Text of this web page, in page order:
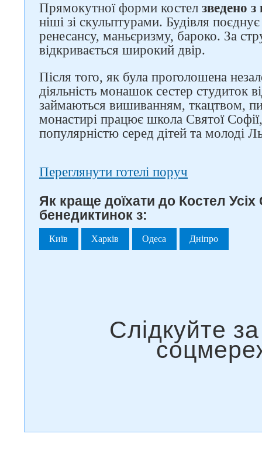
Прямокутної форми костел зведено
ніші зі скульптурами. Будівля поєднує
ренесансу, маньєризму, бароко. За
відкривається широкий двір.
Після того, як була проголошена
діяльність монашок сестер студиток
займаються вишиванням, ткацтвом,
монастирі працює школа Святої
популярністю серед дітей та молоді
Переглянути готелі поруч
Як краще доїхати до Костел
бенедиктинок з:
Київ Харків Одеса Дніпро